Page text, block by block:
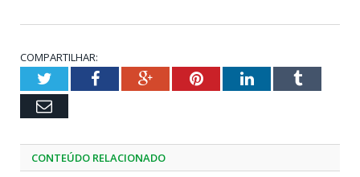
COMPARTILHAR:
TwitterFacebookGoogle+PinterestLinkedInTumblr
Email
CONTEÚDO RELACIONADO